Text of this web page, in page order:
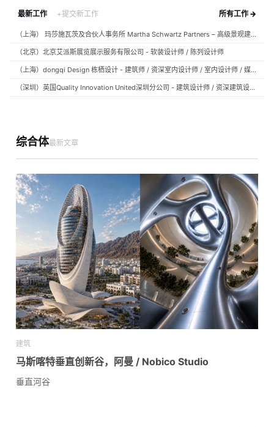
最新工作 +提交新工作 所有工作 →
（上海） 玛莎施瓦茨及合伙人事务所 Martha Schwartz Partners – 高级景观建筑师 Senior Landscape Designer / 景观建筑师 Landscape Designer
（北京）北京艾派斯展览展示服务有限公司 - 软装设计师 / 陈列设计师
（上海）dongqi Design 栋栖设计 - 建筑师 / 资深室内设计师 / 室内设计师 / 媒体及公共关系主管 / 设计实习生（常年招聘）
（深圳）英国Quality Innovation United深圳分公司 - 建筑设计师 / 资深建筑设计师 / 室内设计师 / 设计实习生
综合体最新文章
建筑
马斯喀特垂直创新谷，阿曼 / Nobico Studio
垂直河谷